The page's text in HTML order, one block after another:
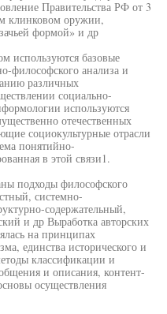
Правительства РФ от 3
клинковом оружии,
формой» и др
используются базовые
философского анализа и
различных
социально-
используются
отечественных
социокультурные отрасли
понятийно-
в этой связи1.
подходы философского
системно-
содержательный,
и др Выработка авторских
на принципах
единства исторического и
классификации и
и описания, контент-
осуществления